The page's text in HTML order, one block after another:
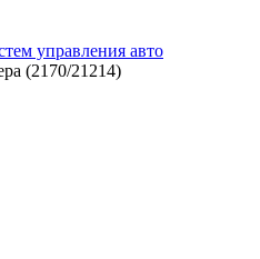
управления авто
(2170/21214)